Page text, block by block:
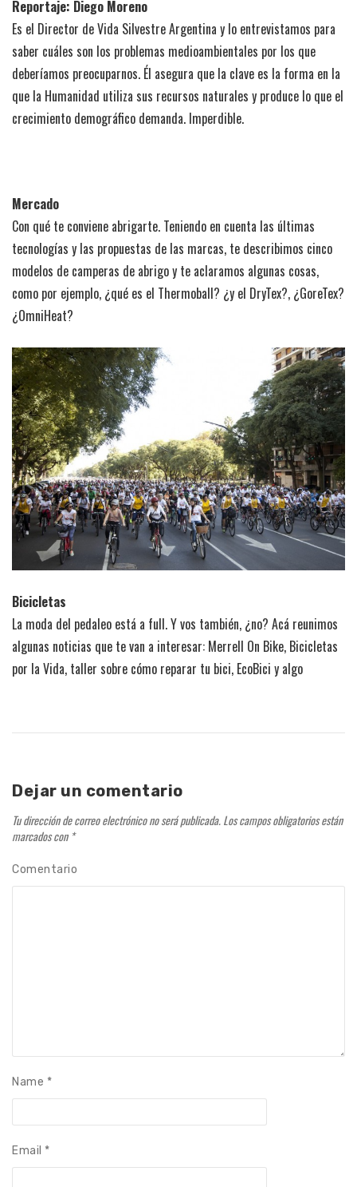
Reportaje: Diego Moreno
Es el Director de Vida Silvestre Argentina y lo entrevistamos para
saber cuáles son los problemas medioambientales por los que
deberíamos preocuparnos. Él asegura que la clave es la forma en la
que la Humanidad utiliza sus recursos naturales y produce lo que el
crecimiento demográfico demanda. Imperdible.
Mercado
Con qué te conviene abrigarte. Teniendo en cuenta las últimas
tecnologías y las propuestas de las marcas, te describimos cinco
modelos de camperas de abrigo y te aclaramos algunas cosas,
como por ejemplo, ¿qué es el Thermoball? ¿y el DryTex?, ¿GoreTex?
¿OmniHeat?
Bicicletas
La moda del pedaleo está a full. Y vos también, ¿no? Acá reunimos
algunas noticias que te van a interesar: Merrell On Bike, Bicicletas
por la Vida, taller sobre cómo reparar tu bici, EcoBici y algo
Dejar un comentario
Tu dirección de correo electrónico no será publicada.Los campos obligatorios están
marcados con *
Comentario
Name *
Email *